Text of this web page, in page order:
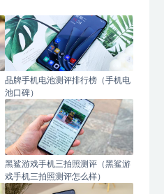
品牌手机电池测评排行榜（手机电
池口碑）
黑鲨游戏手机三拍照测评（黑鲨游
戏手机三拍照测评怎么样）